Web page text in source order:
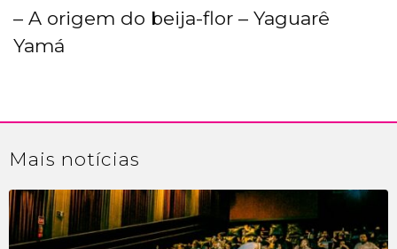
– A origem do beija-flor – Yaguarê
Yamá
Mais notícias